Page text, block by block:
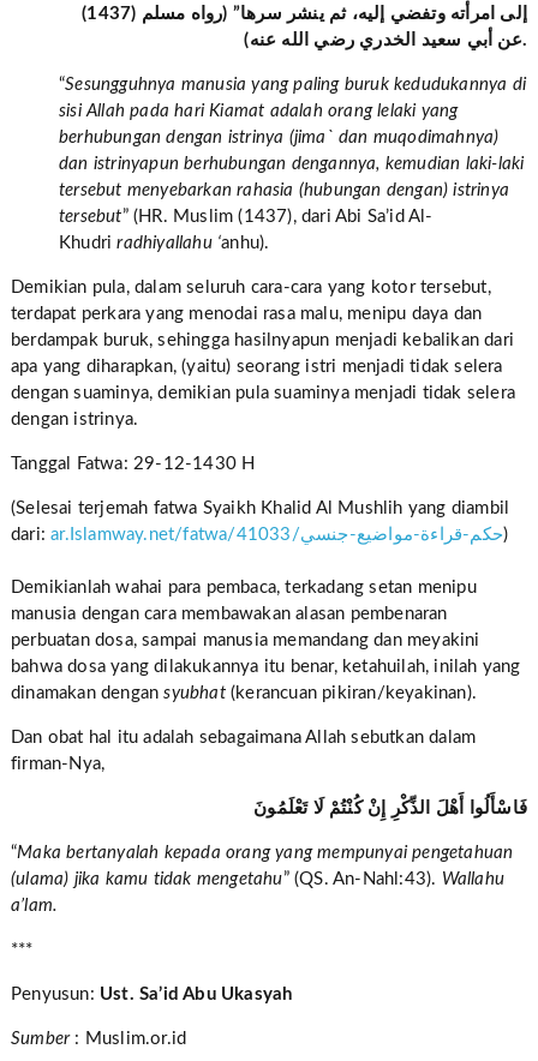
إلى امرأته وتفضي إليه، ثم ينشر سرها” (رواه مسلم (1437)
عن أبي سعيد الخدري رضي الله عنه).
“Sesungguhnya manusia yang paling buruk kedudukannya di
sisi Allah pada hari Kiamat adalah orang lelaki yang
berhubungan dengan istrinya (jima` dan muqodimahnya)
dan istrinyapun berhubungan dengannya, kemudian laki-laki
tersebut menyebarkan rahasia (hubungan dengan) istrinya
tersebut” (HR. Muslim (1437), dari Abi Sa’id Al-
Khudriradhiyallahu ‘anhu).
Demikian pula, dalam seluruh cara-cara yang kotor tersebut,
terdapat perkara yang menodai rasa malu, menipu daya dan
berdampak buruk, sehingga hasilnyapun menjadi kebalikan dari
apa yang diharapkan, (yaitu) seorang istri menjadi tidak selera
dengan suaminya, demikian pula suaminya menjadi tidak selera
dengan istrinya.
Tanggal Fatwa: 29-12-1430 H
(Selesai terjemah fatwa Syaikh Khalid Al Mushlih yang diambil
dari:
ar.Islamway.net/fatwa/41033/حكم-قراءة-مواضيع-جنسي)
Demikianlah wahai para pembaca, terkadang setan menipu
manusia dengan cara membawakan alasan pembenaran
perbuatan dosa, sampai manusia memandang dan meyakini
bahwa dosa yang dilakukannya itu benar, ketahuilah, inilah yang
dinamakan dengansyubhat(kerancuan pikiran/keyakinan).
Dan obat hal itu adalah sebagaimana Allah sebutkan dalam
firman-Nya,
فَاسْأَلُوا أَهْلَ الذِّكْرِ إِنْ كُنْتُمْ لَا تَعْلَمُونَ
“Maka bertanyalah kepada orang yang mempunyai pengetahuan
(ulama) jika kamu tidak mengetahu” (QS. An-Nahl:43). Wallahu
a’lam.
***
Penyusun: Ust. Sa’id Abu Ukasyah
Sumber : Muslim.or.id